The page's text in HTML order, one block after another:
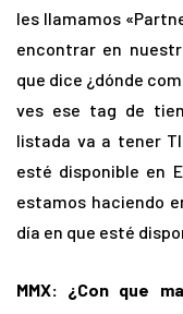
les llamamos
encontrar en
que dice ¿dónde
ves ese tag de
listada va a tener
esté disponible en
estamos haciendo
día en que esté
MMX: ¿Con que